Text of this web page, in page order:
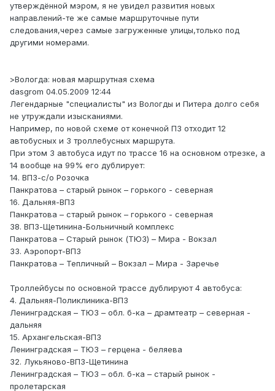
утверждённой мэром, я не увидел развития новых
направлений-те же самые маршруточные пути
следования,через самые загруженные улицы,только под
другими номерами.
>Вологда: новая маршрутная схема
dasgrom 04.05.2009 12:44
Легендарные "специалисты" из Вологды и Питера долго себя
не утруждали изысканиями.
Например, по новой схеме от конечной ПЗ отходит 12
автобусных и 3 троллебусных маршрута.
При этом 3 автобуса идут по трассе 16 на основном отрезке, а
14 вообще на 99% его дублирует:
14. ВПЗ-с/о Розочка
Панкратова – старый рынок – горького - северная
16. Дальняя-ВПЗ
Панкратова – старый рынок – горького - северная
38. ВПЗ-Щетинина-Больничный комплекс
Панкратова – Старый рынок (ТЮЗ) – Мира - Вокзал
33. Аэропорт-ВПЗ
Панкратова – Тепличный – Вокзал – Мира - Заречье
Троллейбусы по основной трассе дублируют 4 автобуса:
4. Дальняя-Поликлиника-ВПЗ
Ленинградская – ТЮЗ – обл. б-ка – драмтеатр – северная -
дальняя
15. Архангельская-ВПЗ
Ленинградская – ТЮЗ – герцена - беляева
32. Лукьяново-ВПЗ-Щетинина
Ленинградская – ТЮЗ – обл. б-ка – старый рынок -
пролетарская